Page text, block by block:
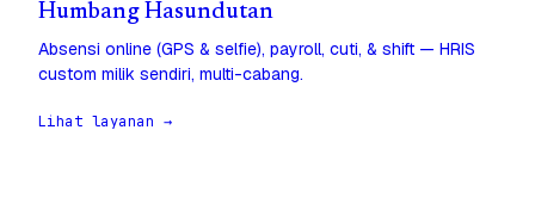
Humbang Hasundutan
Absensi online (GPS & selfie), payroll, cuti, & shift — HRIS
custom milik sendiri, multi-cabang.
Lihat layanan →